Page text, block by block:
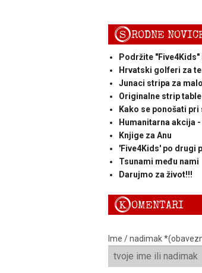
SRODNE
Podržite
Hrvatski golferi za
Junaci stripa za
Originalne strip
Kako se ponošati
Humanitarna akcija
Knjige za Anu
'Five4Kids' po drugi
Tsunami među nami
Darujmo za život!!!
KOMENTARI
Ime / nadimak